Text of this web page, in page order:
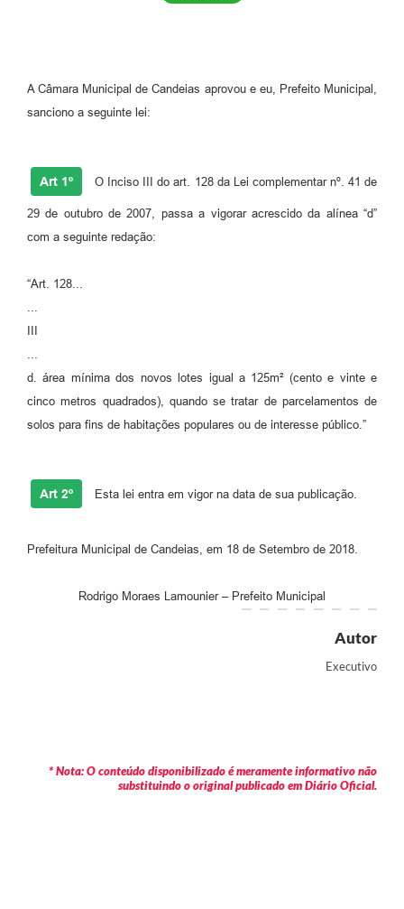
Fila de espera SUS
Prevican
Publicações
Vigilância em Saúde
Creche Municipal
Farmácia Municipal
REMUME
Orientações COVID-19
Carta de Serviços
Legislação
PNAB - CICLO 2
A Câmara Municipal de Candeias aprovou e eu, Prefeito Municipal,
sanciono a seguinte lei:
Art 1º O Inciso III do art. 128 da Lei complementar nº. 41 de
29 de outubro de 2007, passa a vigorar acrescido da alínea “d”
com a seguinte redação:
“Art. 128...
...
...
d. área mínima dos novos lotes igual a 125m² (cento e vinte e
cinco metros quadrados), quando se tratar de parcelamentos de
solos para fins de habitações populares ou de interesse público.”
Art 2º Esta lei entra em vigor na data de sua publicação.
Prefeitura Municipal de Candeias, em 18 de Setembro de 2018.
Rodrigo Moraes Lamounier – Prefeito Municipal
Autor
Executivo
* Nota: O conteúdo disponibilizado é meramente informativo não
substituindo o original publicado em Diário Oficial.